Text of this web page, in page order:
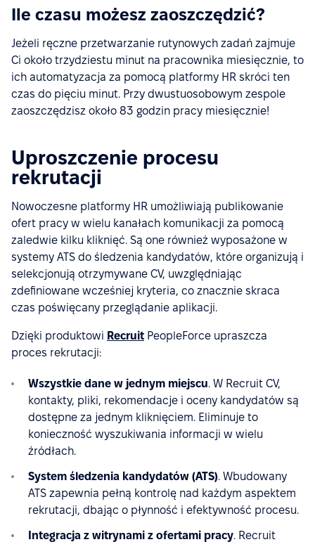
Ile czasu możesz zaoszczędzić?
Jeżeli ręczne przetwarzanie rutynowych zadań zajmuje
Ci około trzydziestu minut na pracownika miesięcznie, to
ich automatyzacja za pomocą platformy HR skróci ten
czas do pięciu minut. Przy dwustuosobowym zespole
zaoszczędzisz około 83 godzin pracy miesięcznie!
Uproszczenie procesu
rekrutacji
Nowoczesne platformy HR umożliwiają publikowanie
ofert pracy w wielu kanałach komunikacji za pomocą
zaledwie kilku kliknięć. Są one również wyposażone w
systemy ATS do śledzenia kandydatów, które organizują i
selekcjonują otrzymywane CV, uwzględniając
zdefiniowane wcześniej kryteria, co znacznie skraca
czas poświęcany przeglądanie aplikacji.
Dzięki produktowi Recruit PeopleForce upraszcza
proces rekrutacji:
Wszystkie dane w jednym miejscu. W Recruit CV,
kontakty, pliki, rekomendacje i oceny kandydatów są
dostępne za jednym kliknięciem. Eliminuje to
konieczność wyszukiwania informacji w wielu
źródłach.
System śledzenia kandydatów (ATS). Wbudowany
ATS zapewnia pełną kontrolę nad każdym aspektem
rekrutacji, dbając o płynność i efektywność procesu.
Integracja z witrynami z ofertami pracy. Recruit